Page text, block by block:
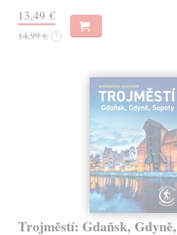
13,49 €
14,99 € ?
Trojměstí: Gdaňsk,